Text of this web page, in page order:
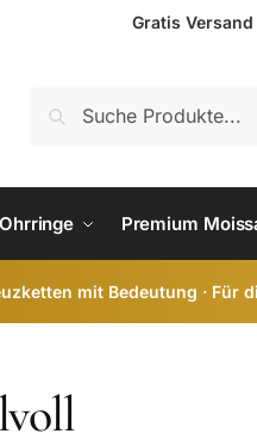
Gratis Versand
Ohrringe Premium
mit Bedeutung · Für